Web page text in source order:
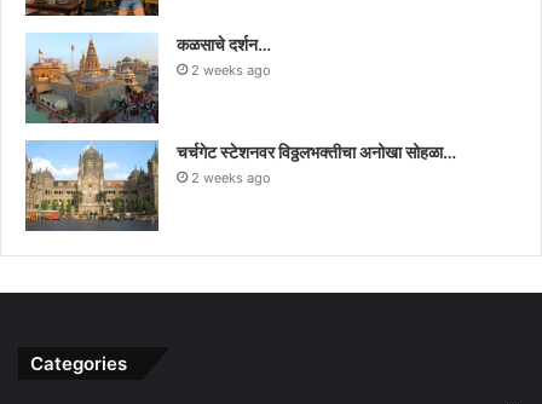
कळसाचे दर्शन…
2 weeks ago
चर्चगेट स्टेशनवर विठ्ठलभक्तीचा अनोखा सोहळा…
2 weeks ago
Categories